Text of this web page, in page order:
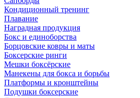
Кондиционный тренинг
Плавание
Наградная продукция
Бокс и единоборства
Борцовские ковры и маты
Боксерские ринги
Мешки боксёрские
Манекены для бокса и борьбы
Платформы и кронштейны
Подушки боксерские